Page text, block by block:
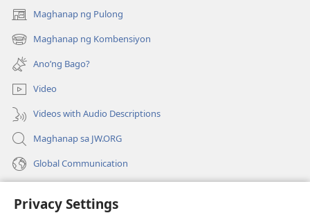
Privacy Settings
Maghanap ng Pulong
(may
bubukas
na
bagong
window)
Maghanap ng Kombensiyon
(may
bubukas
na
bagong
window)
Ano’ng Bago?
Video
Videos with Audio Descriptions
Maghanap sa JW.ORG
Global Communication